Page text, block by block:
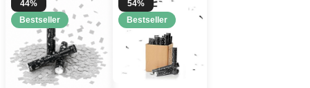
44%
Bestseller
54%
Bestseller
Jetzt registrieren!